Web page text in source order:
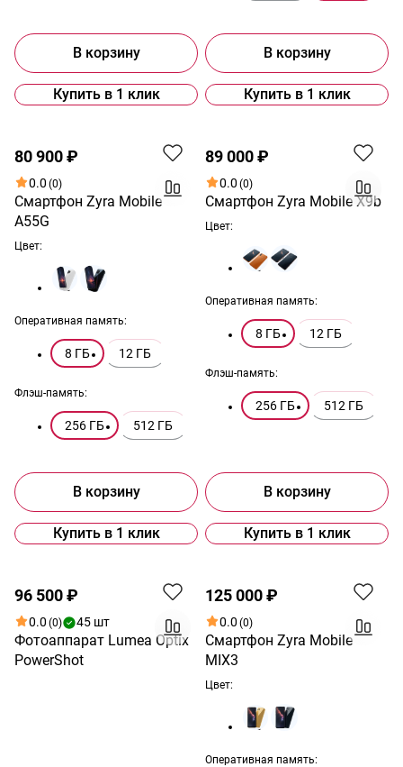
В корзину
Купить в 1 клик
В корзину
Купить в 1 клик
Хит
80 900 ₽
0.0 (0)
Смартфон Zyra Mobile
A55G
Цвет:
Оперативная память:
8 ГБ 12 ГБ
Флэш-память:
256 ГБ 512 ГБ
В корзину
Купить в 1 клик
Хит
89 000 ₽
0.0 (0)
Смартфон Zyra Mobile X9b
Цвет:
Оперативная память:
8 ГБ 12 ГБ
Флэш-память:
256 ГБ 512 ГБ
В корзину
Купить в 1 клик
Хит
96 500 ₽
0.0 (0) 45 шт
Фотоаппарат Lumea Optix
PowerShot
Хит
125 000 ₽
0.0 (0)
Смартфон Zyra Mobile
MIX3
Цвет:
Оперативная память: